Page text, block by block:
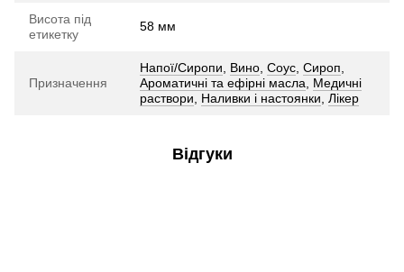
Висота під
етикетку
58 мм
Призначення
Напої/Сиропи Вино Соус Сироп
Ароматичні та ефірні масла
Медичні
раствори
Наливки і настоянки Лікер
Відгуки